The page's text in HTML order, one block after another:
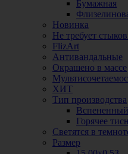
Бумажная
Новинка
Не требует
FlizArt
Антивандальные
Окрашено в массе
ХИТ
Тип производства
Горячее
Светятся в
Размер